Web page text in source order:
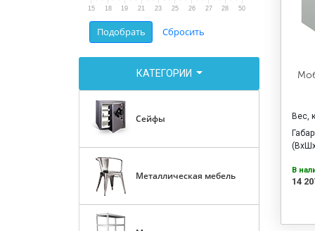
15 18 19 21 23 25 26 27 28 50
КАТЕГОРИИ
Сейфы
Металлическая мебель
Вес,
В
14